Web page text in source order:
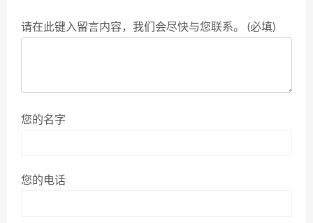
请在此键入留言内容，我们会尽快与您联系。 (必填)
您的名字
您的电话